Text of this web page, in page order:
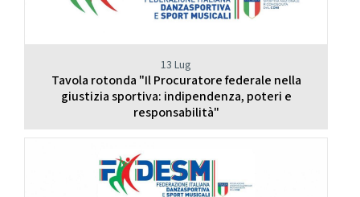
13 Lug
Tavola rotonda "Il Procuratore federale nella
giustizia sportiva: indipendenza, poteri e
responsabilità"